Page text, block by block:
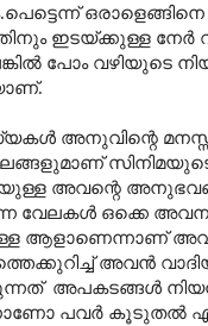
ഇടയ്ക്കുള്ള നേർ
പോം വഴിയുടെ
.
അനുവിന്റെ
അവന്റെ
വേലകൾ ഒക്കെ
ആളാണെന്നാണ്
അവൻ
അപകടങ്ങൾ
പവർ കൂടുതൽ